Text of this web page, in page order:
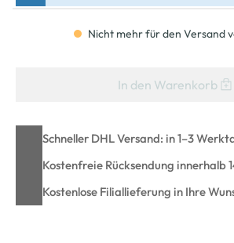
Nicht mehr für den Versand
In den Warenkorb
Schneller DHL Versand: in 1–3
Kostenfreie Rücksendung innerhalb
Kostenlose Filiallieferung in Ihre